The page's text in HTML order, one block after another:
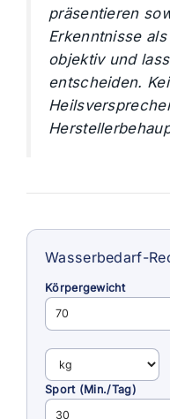
präsentieren
Erkenntnisse
objektiv und
entscheiden.
Wasserbedarf-
Körpergewicht
Sport (Min./Tag)